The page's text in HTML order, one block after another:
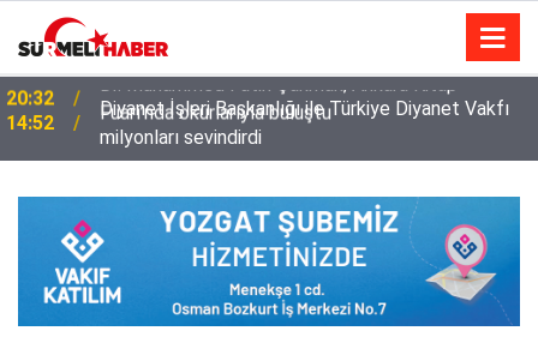
14:52
Diyanet İşleri Başkanlığı ile Türkiye Diyanet Vakfı
milyonları sevindirdi